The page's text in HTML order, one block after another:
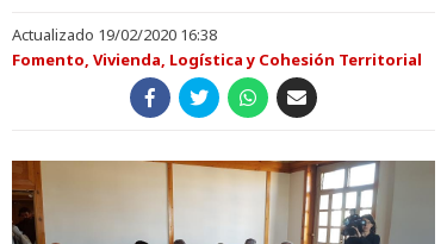
Actualizado 19/02/2020 16:38
Fomento, Vivienda, Logística y Cohesión Territorial